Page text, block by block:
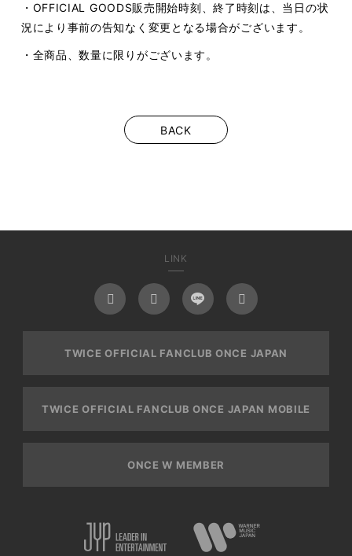
・OFFICIAL GOODS販売開始時刻、終了時刻は、当日の状
況により事前の告知なく変更となる場合がございます。
・全商品、数量に限りがございます。
BACK
LINK
TWICE OFFICIAL FANCLUB ONCE JAPAN
TWICE OFFICIAL FANCLUB ONCE JAPAN MOBILE
ONCE W MEMBER